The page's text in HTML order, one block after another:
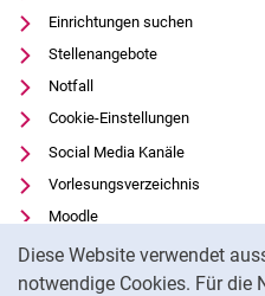
Diese Website verwendet
notwendige Cookies. Für die
Einrichtungen suchen
Stellenangebote
Notfall
Cookie-Einstellungen
Social Media Kanäle
Vorlesungsverzeichnis
Moodle
Panopto
Universitätsbibliothek